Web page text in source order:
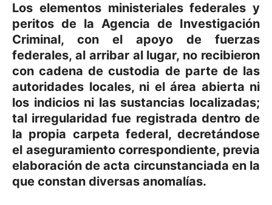
Los elementos ministeriales federales y
peritos de la Agencia de Investigación
Criminal, con el apoyo de fuerzas
federales, al arribar al lugar, no recibieron
con cadena de custodia de parte de las
autoridades locales, ni el área abierta ni
los indicios ni las sustancias localizadas;
tal irregularidad fue registrada dentro de
la propia carpeta federal, decretándose
el aseguramiento correspondiente, previa
elaboración de acta circunstanciada en la
que constan diversas anomalías.